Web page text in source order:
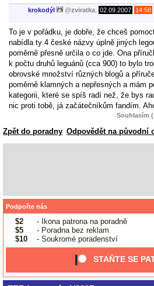
krokodýl @zviratka 02.09.2007 14:58
To je v pořádku, je dobře, že chceš
nabídla ty 4 české názvy úplně jiných
poměrně přesně určila o co jde. Ona
k počtu druhů leguánů (cca 900) to bylo
obrovské množství různých blogů a
poměrně klamných a nepřesných a mám
kategorii, které se spíš radí než, že bys
nic proti tobě, já začátečníkům fandím.
Souhlasím
Zpět do poradny Odpovědět na původní
Podpořte nás
$2
- Ikona patrona na poradně
$5
- Poradna bez reklam
$10
- Soukromé poradenství
STAŇTE SE